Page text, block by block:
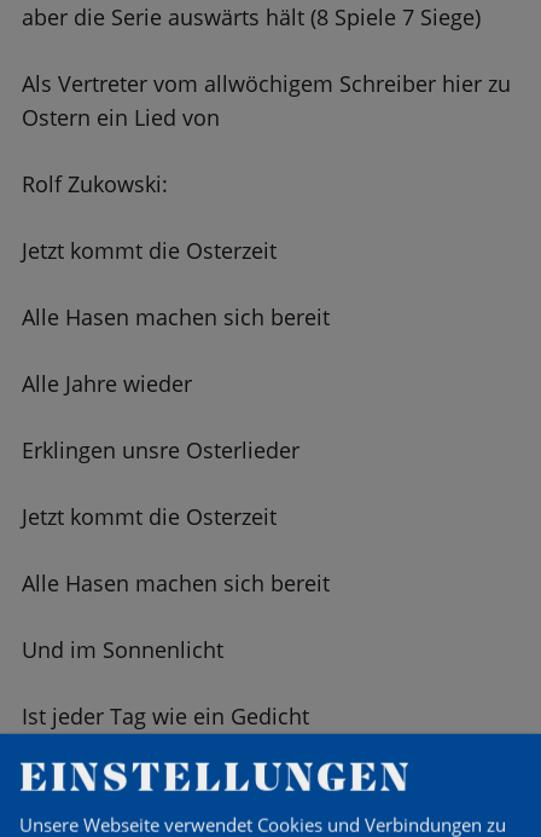
aber die Serie auswärts hält (8 Spiele 7 Siege)
Als Vertreter vom allwöchigem Schreiber hier zu
Ostern ein Lied von
Rolf Zukowski:
Jetzt kommt die Osterzeit
Alle Hasen machen sich bereit
Alle Jahre wieder
Erklingen unsre Osterlieder
Jetzt kommt die Osterzeit
Alle Hasen machen sich bereit
Und im Sonnenlicht
Ist jeder Tag wie ein Gedicht
Vom Ostereiermalen
EINSTELLUNGEN
Unsere Webseite verwendet Cookies und Verbindungen zu